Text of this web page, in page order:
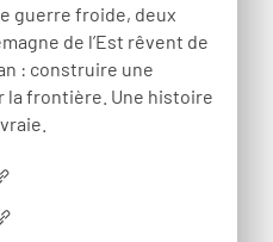
guerre froide, deux
de l’Est rêvent de
: construire une
frontière. Une histoire